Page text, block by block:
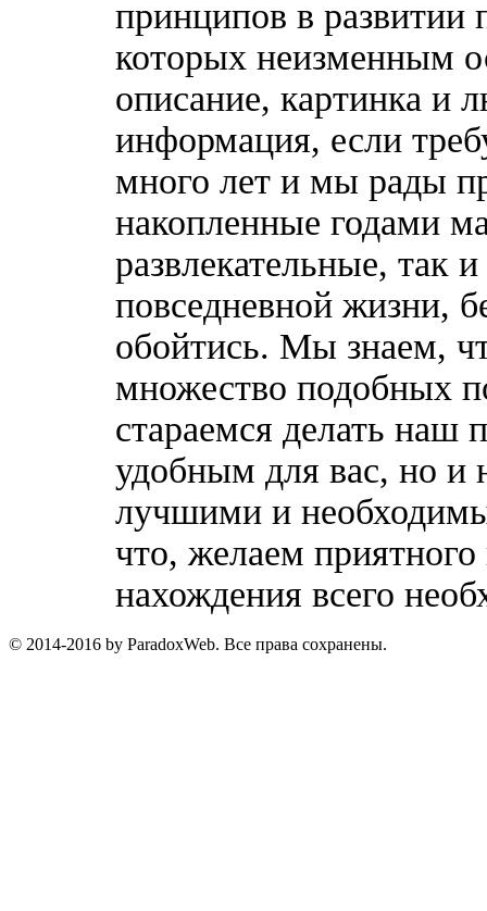
принципов в развитии
которых неизменным
описание, картинка и
информация, если
много лет и мы рады
накопленные годами
развлекательные, так
повседневной жизни,
обойтись. Мы знаем,
множество подобных
стараемся делать наш
удобным для вас, но и
лучшими и
что, желаем
нахождения всего
© 2014-2016 by ParadoxWeb. Все права сохранены.